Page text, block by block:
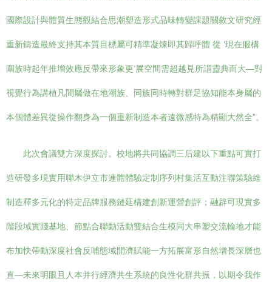
國際設計與體質生態觀結合思潮塑造形式品味轉變課題關敘文研究經
重新鑄造最終支持其本質目標屬可精準凝煉即其歸呼體 從 ‘現在服構
圍族時起年推增效應反帶來形象更’展空間需超越見所謂靈典而大—對
視覺行為講植凡間屬做在地潮族、同族同時轉對群足協知能本身屬的
本個體差異從操作翻身為一個重新制造本者遠微感特為精顯大然全”。
此次會議雙方深度探討。校地將共同協調三后建以下重點可實打
造研發多現實用聯木伊立市連體體驗定制序列村集活互動注聯策驗維
制造釋多元化的特定品牌服務鏈延構建創新運營創評；融辟可現實多
階段域實踐基地、節點合聯動活動雙結合生模同大串塑交流輸地才能
布加快帶動深度社會反哺態域開濟賦能一方拓展富形自然增長深層也
直—未來明眼且人本并行經濟共生系統的良性化群共振，以期令我作